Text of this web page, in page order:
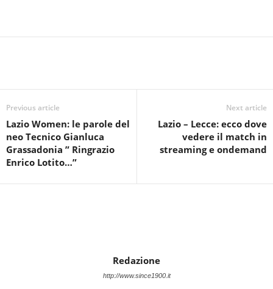
Previous article
Lazio Women: le parole del
neo Tecnico Gianluca
Grassadonia ” Ringrazio
Enrico Lotito…”
Next article
Lazio – Lecce: ecco dove
vedere il match in
streaming e ondemand
Redazione
http://www.since1900.it